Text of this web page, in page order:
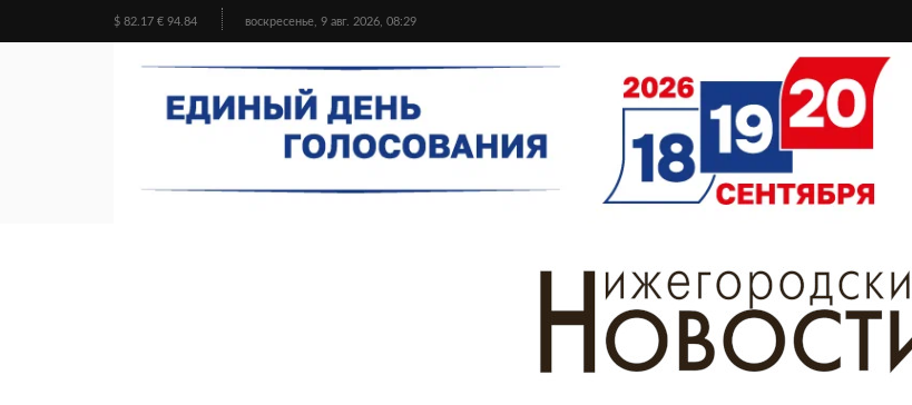
$ 82.17 € 94.84 воскресенье, 9 авг. 2026, 08:29